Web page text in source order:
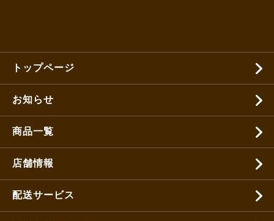
トップページ
お知らせ
商品一覧
店舗情報
配送サービス